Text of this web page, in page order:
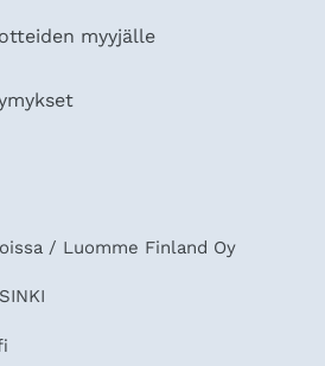
myyjälle
/ Luomme Finland Oy